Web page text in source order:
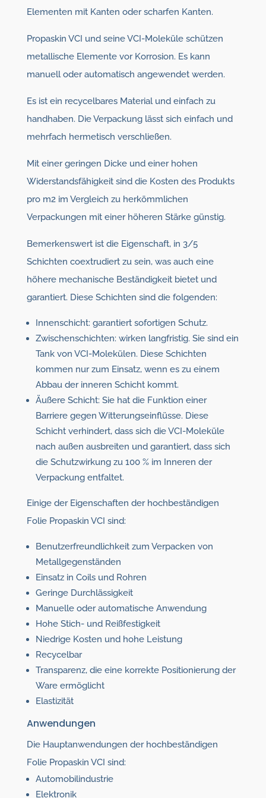
Elementen mit Kanten oder scharfen Kanten.
Propaskin VCI und seine VCI-Moleküle schützen
metallische Elemente vor Korrosion. Es kann
manuell oder automatisch angewendet werden.
Es ist ein recycelbares Material und einfach zu
handhaben. Die Verpackung lässt sich einfach und
mehrfach hermetisch verschließen.
Mit einer geringen Dicke und einer hohen
Widerstandsfähigkeit sind die Kosten des Produkts
pro m2 im Vergleich zu herkömmlichen
Verpackungen mit einer höheren Stärke günstig.
Bemerkenswert ist die Eigenschaft, in 3/5
Schichten coextrudiert zu sein, was auch eine
höhere mechanische Beständigkeit bietet und
garantiert. Diese Schichten sind die folgenden:
Innenschicht: garantiert sofortigen Schutz.
Zwischenschichten: wirken langfristig. Sie sind ein
Tank von VCI-Molekülen. Diese Schichten
kommen nur zum Einsatz, wenn es zu einem
Abbau der inneren Schicht kommt.
Äußere Schicht: Sie hat die Funktion einer
Barriere gegen Witterungseinflüsse. Diese
Schicht verhindert, dass sich die VCI-Moleküle
nach außen ausbreiten und garantiert, dass sich
die Schutzwirkung zu 100 % im Inneren der
Verpackung entfaltet.
Einige der Eigenschaften der hochbeständigen
Folie Propaskin VCI sind:
Benutzerfreundlichkeit zum Verpacken von
Metallgegenständen
Einsatz in Coils und Rohren
Geringe Durchlässigkeit
Manuelle oder automatische Anwendung
Hohe Stich- und Reißfestigkeit
Niedrige Kosten und hohe Leistung
Recycelbar
Transparenz, die eine korrekte Positionierung der
Ware ermöglicht
Elastizität
Anwendungen
Die Hauptanwendungen der hochbeständigen
Folie Propaskin VCI sind:
Automobilindustrie
Elektronik